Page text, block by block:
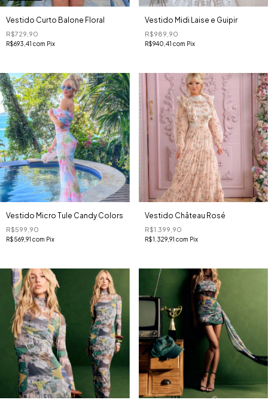
Vestido Curto Balone Floral
R$729,90
R$693,41 com Pix
Vestido Midi Laise e Guipir
R$989,90
R$940,41 com Pix
Vestido Micro Tule Candy Colors
R$599,90
R$569,91 com Pix
Vestido Château Rosé
R$1.399,90
R$1.329,91 com Pix